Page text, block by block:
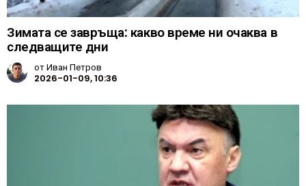
Зимата се завръща: какво време ни очаква в
следващите дни
отИван Петров
2026-01-09, 10:36